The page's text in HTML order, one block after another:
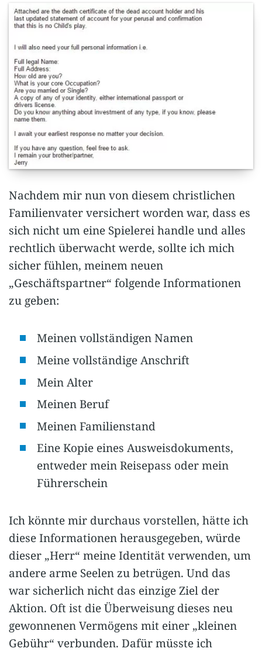
Nachdem mir nun von diesem christlichen
Familienvater versichert worden war, dass es
sich nicht um eine Spielerei handle und alles
rechtlich überwacht werde, sollte ich mich
sicher fühlen, meinem neuen
„Geschäftspartner“ folgende Informationen
zu geben:
Meinen vollständigen Namen
Meine vollständige Anschrift
Mein Alter
Meinen Beruf
Meinen Familienstand
Eine Kopie eines Ausweisdokuments,
entweder mein Reisepass oder mein
Führerschein
Ich könnte mir durchaus vorstellen, hätte ich
diese Informationen herausgegeben, würde
dieser „Herr“ meine Identität verwenden, um
andere arme Seelen zu betrügen. Und das
war sicherlich nicht das einzige Ziel der
Aktion. Oft ist die Überweisung dieses neu
gewonnenen Vermögens mit einer „kleinen
Gebühr“ verbunden. Dafür müsste ich